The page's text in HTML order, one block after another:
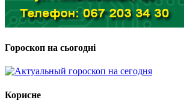
Гороскоп на сьогодні
Корисне